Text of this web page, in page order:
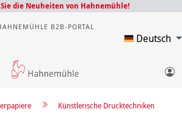
die Neuheiten von Hahnemühle!
B2B-PORTAL
Deutsch
Künstlerische Drucktechniken